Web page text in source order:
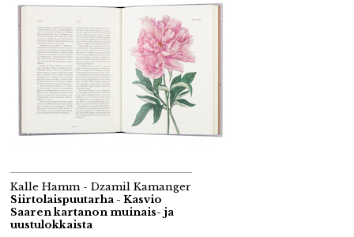
Kalle Hamm - Dzamil Kamanger
Siirtolaispuutarha - Kasvio
Saaren kartanon muinais- ja
uustulokkaista